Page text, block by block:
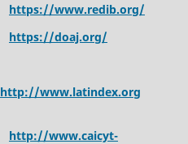
https://www.redib.org/
https://doaj.org/
http://www.latindex.org
http://www.caicyt-